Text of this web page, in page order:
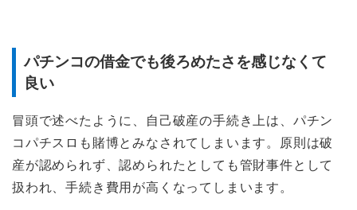
パチンコの借金でも後ろめたさを感じなくて
良い
冒頭で述べたように、自己破産の手続き上は、パチン
コパチスロも賭博とみなされてしまいます。原則は破
産が認められず、認められたとしても管財事件として
扱われ、手続き費用が高くなってしまいます。